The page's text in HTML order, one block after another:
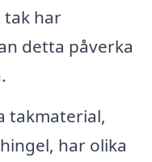
tak har
detta påverka
takmaterial,
har olika